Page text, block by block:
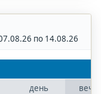
по 14.08.26
день